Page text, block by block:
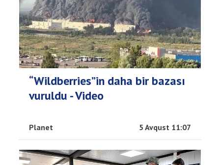
“Wildberries”in daha bir bazası
vuruldu - Video
Planet 5 Avqust 11:07